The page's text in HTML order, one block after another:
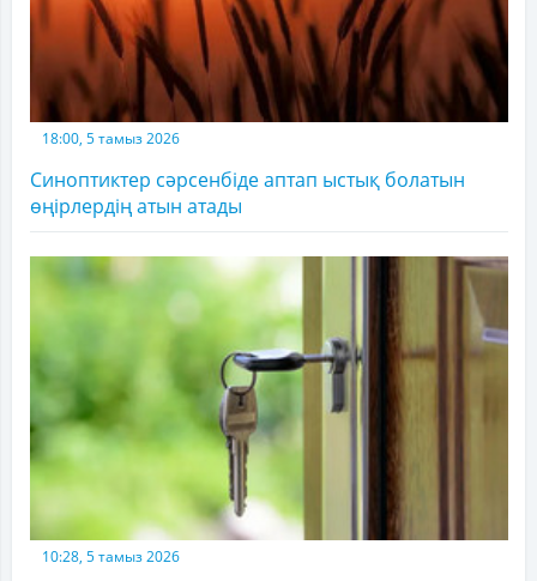
18:00, 5 тамыз 2026
Синоптиктер сәрсенбіде аптап ыстық болатын
өңірлердің атын атады
10:28, 5 тамыз 2026